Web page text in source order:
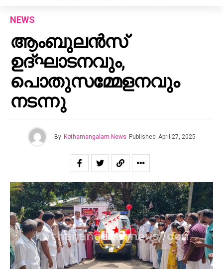
NEWS
ആംബുലൻസ്
ഉദ്ഘാടനവും,
പൊതുസമ്മേളനവും
നടന്നു
By Kothamangalam News Published April 27, 2025